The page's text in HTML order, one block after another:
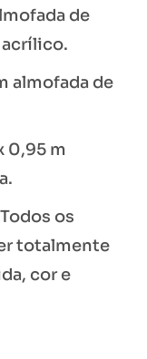
de
almofada de
0,95 m
Todos os
totalmente
cor e